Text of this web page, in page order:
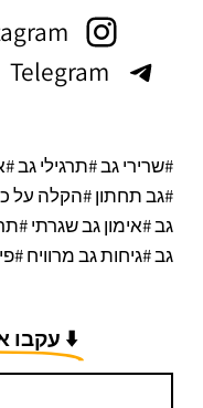
Telegram
#שרירי גב #תרגילי גב
#גב תחתון #הקלה על
גב #אימון גב שגרתי
גב #גיחות גב מרוויח
⬇️ עקבו